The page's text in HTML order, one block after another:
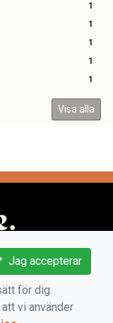
1
1
1
1
1
Visa alla
Jag accepterar
för dig.
vi använder